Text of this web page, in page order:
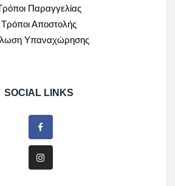
Παραγγελίας
Τρόποι Αποστολής
Υπαναχώρησης
SOCIAL LINKS